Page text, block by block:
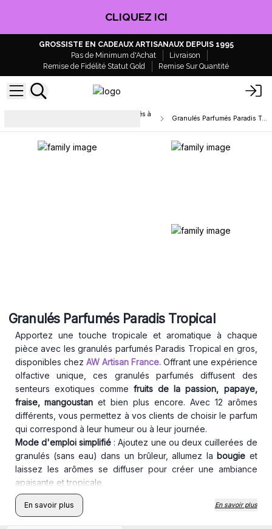
CLIQUEZ ICI
GROSSISTE EN CADEAUX ARTISANAUX DEPUIS 1995
Pas de Minimum d'Achat
Livraison
Remise de Fidélité Statut Gold
Remise Sur Quantité
Fondants en cire de soja et granulés à
Granulés Parfumés Paradis Tropical
Granulés Parfumés Paradis Tropical
Apportez une touche tropicale et aromatique à chaque
pièce avec les granulés parfumés Paradis Tropical en gros,
disponibles chez AW Artisan France. Offrant une expérience
olfactive unique, ces granulés parfumés diffusent des
senteurs exotiques comme fruits de la passion, papaye,
fraise, mangoustan et bien plus encore. Avec 12 arômes
différents, vous permettez à vos clients de choisir le parfum
qui correspond à leur humeur ou à leur journée.
Mode d'emploi simplifié : Ajoutez une ou deux cuillerées de
granulés (sans eau) dans un brûleur, allumez la bougie et
laissez les arômes se diffuser pour créer une ambiance
apaisante et tropicale.
Conseil pratique
une cuillerée de granulés dans le cendrier pour éliminer les
mauvaises odeurs et apporter un parfum agréable.
En savoir plus En savoir plus